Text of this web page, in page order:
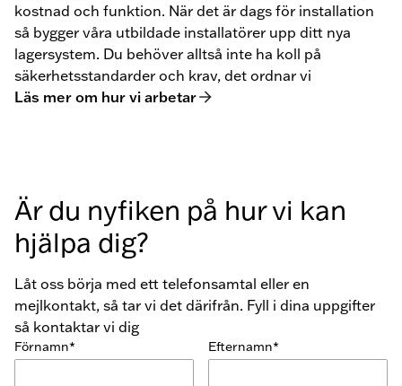
kostnad och funktion. När det är dags för installation
så bygger våra utbildade installatörer upp ditt nya
lagersystem. Du behöver alltså inte ha koll på
säkerhetsstandarder och krav, det ordnar vi
Läs mer om hur vi arbetar
Är du nyfiken på hur vi kan
hjälpa dig?
Låt oss börja med ett telefonsamtal eller en
mejlkontakt, så tar vi det därifrån. Fyll i dina uppgifter
så kontaktar vi dig
Förnamn* Efternamn*